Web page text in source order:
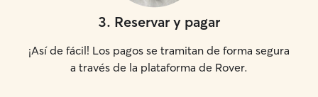
3. Reservar y pagar
¡Así de fácil! Los pagos se tramitan de forma segura
a través de la plataforma de Rover.